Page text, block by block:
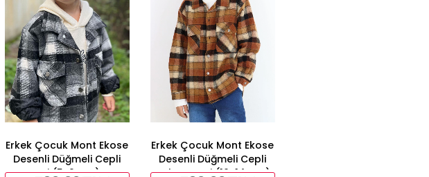
Erkek Çocuk Mont Ekose
Desenli Düğmeli Cepli
Gri (5-9 Yaş)
Erkek Çocuk Mont Ekose
Desenli Düğmeli Cepli
Kahverengi (10-14 Yaş)